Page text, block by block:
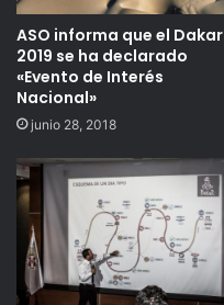
ASO informa que el Dakar
2019 se ha declarado
«Evento de Interés
Nacional»
junio 28, 2018